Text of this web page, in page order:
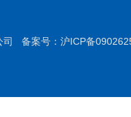
司 备案号：沪ICP备